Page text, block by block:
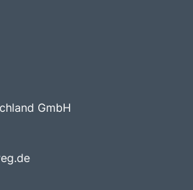
GmbH